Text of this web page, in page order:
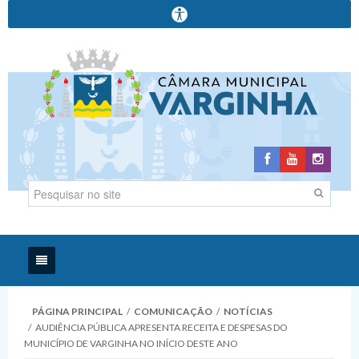
Institucional
PÁGINA PRINCIPAL / COMUNICAÇÃO / NOTÍCIAS
/ AUDIÊNCIA PÚBLICA APRESENTA RECEITA E DESPESAS DO
MUNICÍPIO DE VARGINHA NO INÍCIO DESTE ANO